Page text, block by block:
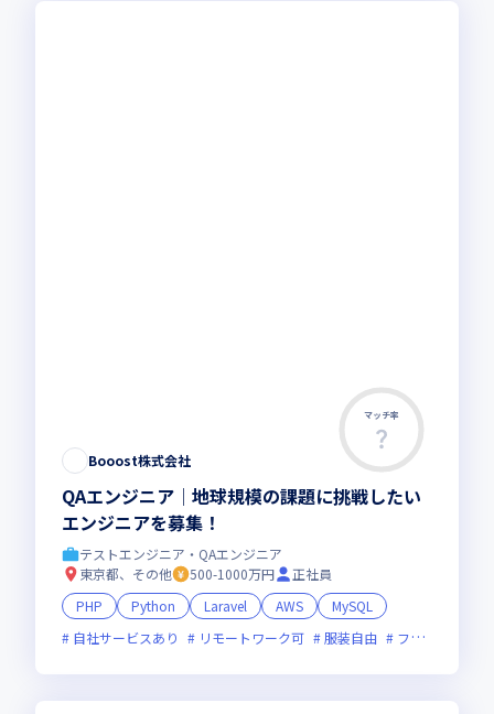
マッチ率
Booost株式会社
QAエンジニア│地球規模の課題に挑戦したい
エンジニアを募集！
テストエンジニア・QAエンジニア
東京都、その他
500-1000万円
正社員
PHP
Python Laravel AWS
MySQL
自社サービスあり
リモートワーク可 服装自由 フレックス制度あり